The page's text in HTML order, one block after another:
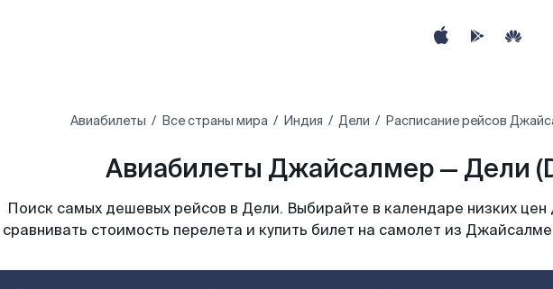
Авиабилеты Все страны мира Индия Дели Расписание рейсов
Авиабилеты Джайсалмер — Дели
Поиск самых дешевых рейсов в Дели. Выбирайте в календаре низких цен
сравнивать стоимость перелета и купить билет на самолет из